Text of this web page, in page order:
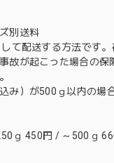
別送料
て配送する方法です
故が起こった場合の保
み）が500ｇ以内の場
ｇ 450円 / ～500ｇ